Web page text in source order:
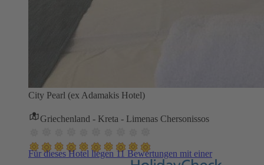
City Pearl (ex Adamakis Hotel)
Griechenland - Kreta - Limenas Chersonissos
Für dieses Hotel liegen 11 Bewertungen mit einer